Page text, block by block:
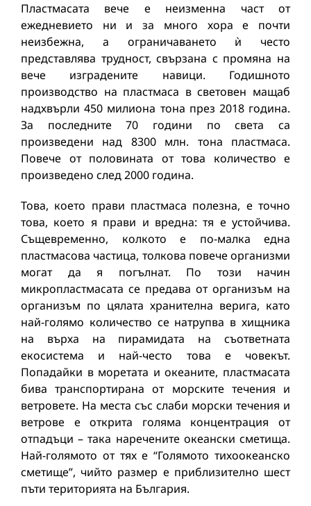
Пластмасата вече е неизменна част от
ежедневието ни и за много хора е почти
неизбежна, а ограничаването ѝ често
представлява трудност, свързана с промяна на
вече изградените навици. Годишното
производство на пластмаса в световен мащаб
надхвърли 450 милиона тона през 2018 година.
За последните 70 години по света са
произведени над 8300 млн. тона пластмаса.
Повече от половината от това количество е
произведено след 2000 година.
Това, което прави пластмаса полезна, е точно
това, което я прави и вредна: тя е устойчива.
Същевременно, колкото е по-малка една
пластмасова частица, толкова повече организми
могат да я погълнат. По този начин
микропластмасата се предава от организъм на
организъм по цялата хранителна верига, като
най-голямо количество се натрупва в хищника
на върха на пирамидата на съответната
екосистема и най-често това е човекът.
Попадайки в моретата и океаните, пластмасата
бива транспортирана от морските течения и
ветровете. На места със слаби морски течения и
ветрове е открита голяма концентрация от
отпадъци – така наречените океански сметища.
Най-голямото от тях е “Голямото тихоокеанско
сметище”, чийто размер е приблизително шест
пъти територията на България.